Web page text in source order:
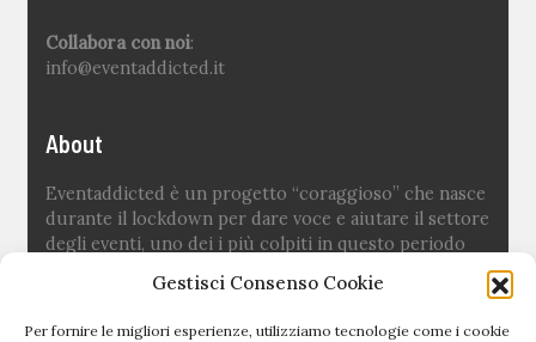
Gestisci Consenso Cookie
Per fornire le migliori esperienze, utilizziamo tecnologie come i cookie
Collabora con noi:
info@eventaddicted.it
About
Eventaddicted è un progetto “coraggioso” che nasce
durante il lockdown per dare voce e aiutare il settore
degli eventi, uno dei i più colpiti in questo periodo
Ideato e fondato da Sara Fuoco